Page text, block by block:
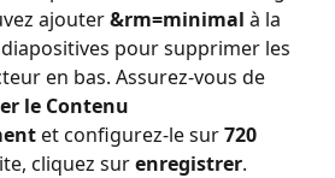
ajouter &rm=minimal à la
pour supprimer les
en bas. Assurez-vous de
le Contenu
et configurez-le sur 720
cliquez sur enregistrer.